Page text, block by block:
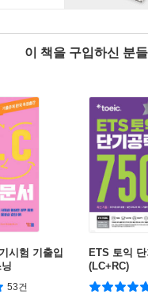
이 책을 구입하신 분들
시험 기출입
53건
ETS 토익
(LC+RC)